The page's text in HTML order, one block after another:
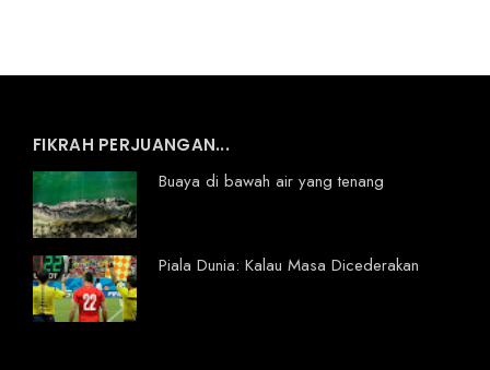
FIKRAH PERJUANGAN...
Buaya di bawah air yang tenang
Piala Dunia: Kalau Masa Dicederakan